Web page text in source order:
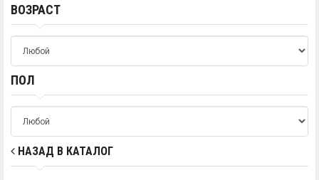
ВОЗРАСТ
ПОЛ
НАЗАД В КАТАЛОГ